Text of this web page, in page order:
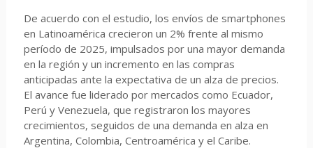
De acuerdo con el estudio, los envíos de smartphones
en Latinoamérica crecieron un 2% frente al mismo
período de 2025, impulsados por una mayor demanda
en la región y un incremento en las compras
anticipadas ante la expectativa de un alza de precios.
El avance fue liderado por mercados como Ecuador,
Perú y Venezuela, que registraron los mayores
crecimientos, seguidos de una demanda en alza en
Argentina, Colombia, Centroamérica y el Caribe.